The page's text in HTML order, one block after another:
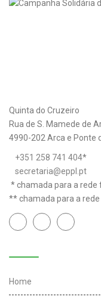
Quinta do Cruzeiro
Rua de S. Mamede de
4990-202 Arca e Ponte
+351 258 741 404*
secretaria@eppl.pt
* chamada para a rede
** chamada para a
Home